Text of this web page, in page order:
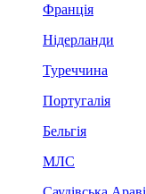
Франція
Нідерланди
Туреччина
Португалія
Бельгія
МЛС